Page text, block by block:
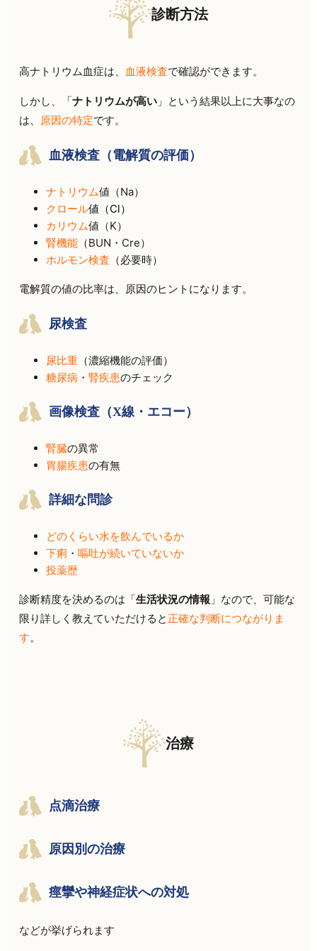
診断方法
高ナトリウム血症は、 血液検査で確認ができます。
しかし、「ナトリウムが高い 」という結果以上に大事なの
は、 原因の特定です。
血液検査（電解質の評価）
ナトリウム値（Na）
クロール値（Cl）
カリウム値（K）
腎機能（BUN・Cre）
ホルモン検査 （必要時）
電解質の値の比率は、原因のヒントになります。
尿検査
尿比重（濃縮機能の評価）
糖尿病 ・ 腎疾患のチェック
画像検査（X線・エコー）
腎臓の異常
胃腸疾患の有無
詳細な問診
どのくらい水を飲んでいるか
下痢 ・ 嘔吐が続いていないか
投薬歴
診断精度を決めるのは「生活状況の情報 」なので、可能な
限り詳しく教えていただけると 正確な判断につながりま
す。
治療
点滴治療
原因別の治療
痙攣や神経症状への対処
などが挙げられます